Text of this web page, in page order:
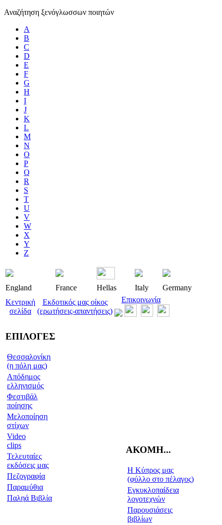
Αναζήτηση ξενόγλωσσων ποιητών
A
B
C
D
E
F
G
H
I
J
K
L
M
N
O
P
Q
R
S
T
U
V
W
X
Y
Z
England France Hellas Italy
Germany
Κεντρική
σελίδα
Εκδοτικός μας οίκος
(ερωτήσεις-απαντήσεις)
Επικοινωνία
ΕΠΙΛΟΓΕΣ
Θεσσαλονίκη
(η πόλη μας)
Απόδημος
ελληνισμός
Φεστιβάλ
ποίησης
Μελοποίηση
στίχων
Video
clips
Τελευταίες
εκδόσεις μας
Πεζογραφία
Παραμύθια
Παληά Βιβλία
ΑΚΟΜΗ...
Η Κύπρος μας
(φύλλο στο πέλαγος)
Εγκυκλοπαίδεια
λογοτεχνών
Παρουσιάσεις
βιβλίων